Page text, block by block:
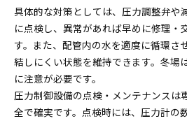
具体的な対策としては、圧力調整弁や
に点検し、異常があれば早めに修理・
す。また、配管内の水を適度に循環さ
結しにくい状態を維持できます。冬場
に注意が必要です。
圧力制御設備の点検・メンテナンスは
全で確実です。点検時には、圧力計の